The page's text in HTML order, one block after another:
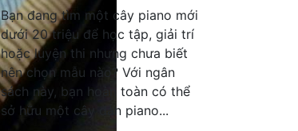
Bạn đang tìm một cây piano mới
dưới 20 triệu để học tập, giải trí
hoặc luyện thi nhưng chưa biết
nên chọn mẫu nào? Với ngân
sách này, bạn hoàn toàn có thể
sở hữu một cây đàn piano...